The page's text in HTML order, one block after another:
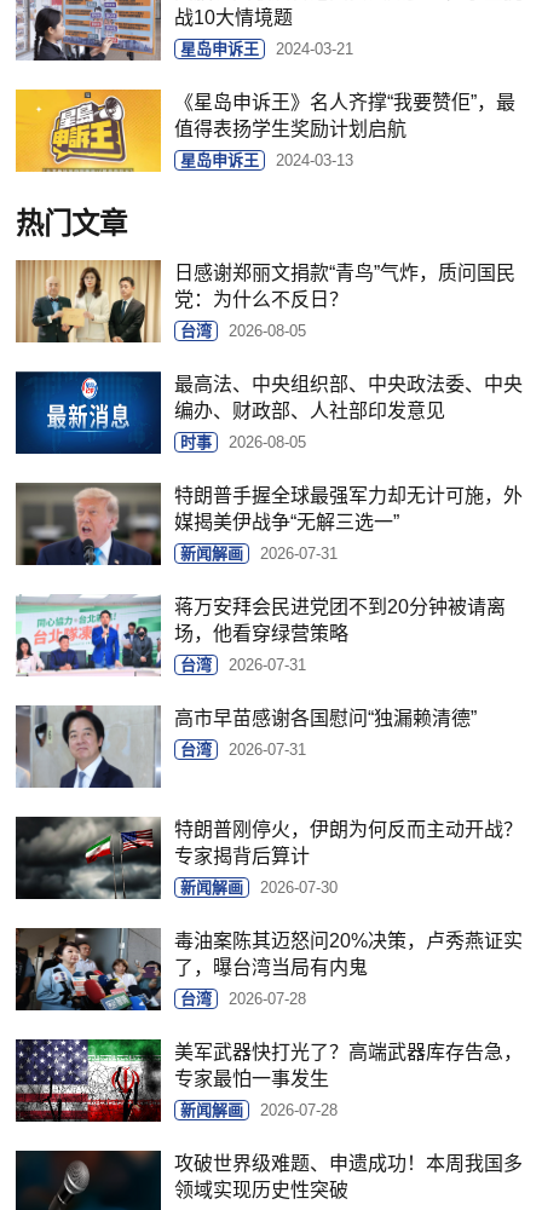
战10大情境题
星岛申诉王 2024-03-21
《星岛申诉王》名人齐撑“我要赞佢”，最
值得表扬学生奖励计划启航
星岛申诉王 2024-03-13
热门文章
日感谢郑丽文捐款“青鸟”气炸，质问国民
党：为什么不反日？
台湾 2026-08-05
最高法、中央组织部、中央政法委、中央
编办、财政部、人社部印发意见
时事 2026-08-05
特朗普手握全球最强军力却无计可施，外
媒揭美伊战争“无解三选一”
新闻解画 2026-07-31
蒋万安拜会民进党团不到20分钟被请离
场，他看穿绿营策略
台湾 2026-07-31
高市早苗感谢各国慰问“独漏赖清德”
台湾 2026-07-31
特朗普刚停火，伊朗为何反而主动开战？
专家揭背后算计
新闻解画 2026-07-30
毒油案陈其迈怒问20%决策，卢秀燕证实
了，曝台湾当局有内鬼
台湾 2026-07-28
美军武器快打光了？高端武器库存告急，
专家最怕一事发生
新闻解画 2026-07-28
攻破世界级难题、申遗成功！本周我国多
领域实现历史性突破